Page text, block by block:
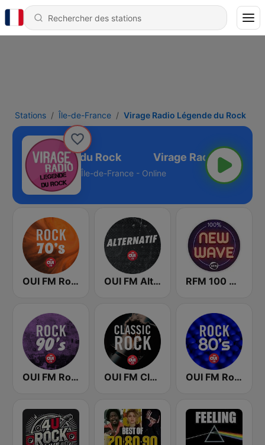
Stations Île-de-France Virage Radio Légende du Rock
Légende du Rock
Île-de-France - Online
OUI FM Rock 70's OUI FM Alternatif RFM 100 % New Wave
OUI FM Rock 90's OUI FM Classic Rock OUI FM Rock 80's